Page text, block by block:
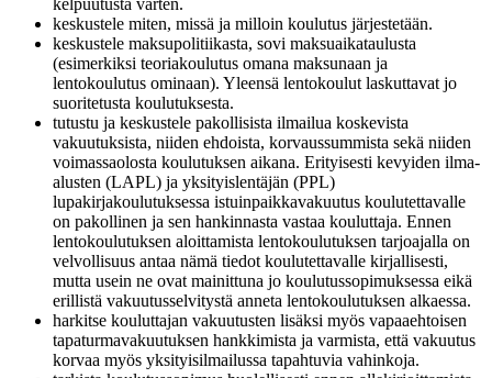
kelpuutusta varten.
keskustele miten, missä ja milloin koulutus järjestetään.
keskustele maksupolitiikasta, sovi maksuaikataulusta
(esimerkiksi teoriakoulutus omana maksunaan ja
lentokoulutus ominaan). Yleensä lentokoulut laskuttavat jo
suoritetusta koulutuksesta.
tutustu ja keskustele pakollisista ilmailua koskevista
vakuutuksista, niiden ehdoista, korvaussummista sekä niiden
voimassaolosta koulutuksen aikana. Erityisesti kevyiden ilma-
alusten (LAPL) ja yksityislentäjän (PPL)
lupakirjakoulutuksessa istuinpaikkavakuutus koulutettavalle
on pakollinen ja sen hankinnasta vastaa kouluttaja. Ennen
lentokoulutuksen aloittamista lentokoulutuksen tarjoajalla on
velvollisuus antaa nämä tiedot koulutettavalle kirjallisesti,
mutta usein ne ovat mainittuna jo koulutussopimuksessa eikä
erillistä vakuutusselvitystä anneta lentokoulutuksen alkaessa.
harkitse kouluttajan vakuutusten lisäksi myös vapaaehtoisen
tapaturmavakuutuksen hankkimista ja varmista, että vakuutus
korvaa myös yksityisilmailussa tapahtuvia vahinkoja.